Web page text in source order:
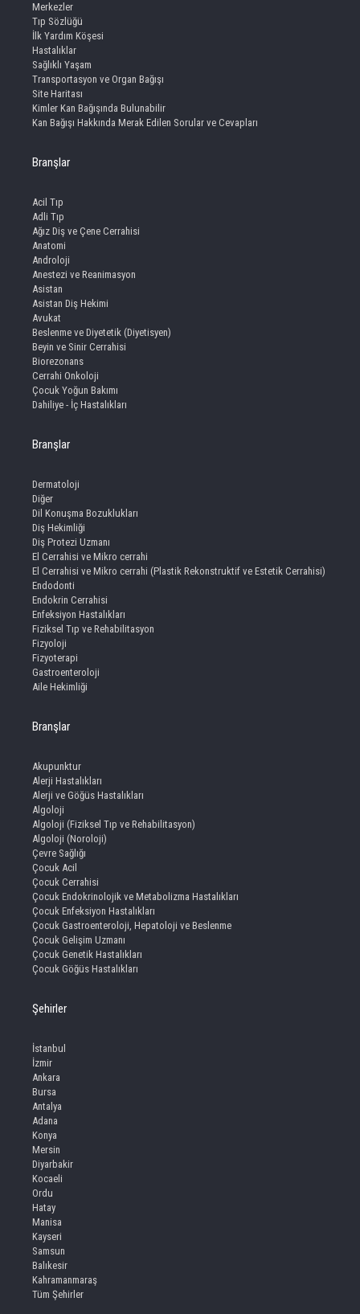
Merkezler
Tıp Sözlüğü
İlk Yardım Köşesi
Hastalıklar
Sağlıklı Yaşam
Transportasyon ve Organ Bağışı
Site Haritası
Kimler Kan Bağışında Bulunabilir
Kan Bağışı Hakkında Merak Edilen Sorular ve Cevapları
Branşlar
Acil Tıp
Adli Tıp
Ağız Diş ve Çene Cerrahisi
Anatomi
Androloji
Anestezi ve Reanimasyon
Asistan
Asistan Diş Hekimi
Avukat
Beslenme ve Diyetetik (Diyetisyen)
Beyin ve Sinir Cerrahisi
Biorezonans
Cerrahi Onkoloji
Çocuk Yoğun Bakımı
Dahiliye - İç Hastalıkları
Branşlar
Dermatoloji
Diğer
Dil Konuşma Bozuklukları
Diş Hekimliği
Diş Protezi Uzmanı
El Cerrahisi ve Mikro cerrahi
El Cerrahisi ve Mikro cerrahi (Plastik Rekonstruktif ve Estetik Cerrahisi)
Endodonti
Endokrin Cerrahisi
Enfeksiyon Hastalıkları
Fiziksel Tıp ve Rehabilitasyon
Fizyoloji
Fizyoterapi
Gastroenteroloji
Aile Hekimliği
Branşlar
Akupunktur
Alerji Hastalıkları
Alerji ve Göğüs Hastalıkları
Algoloji
Algoloji (Fiziksel Tıp ve Rehabilitasyon)
Algoloji (Noroloji)
Çevre Sağlığı
Çocuk Acil
Çocuk Cerrahisi
Çocuk Endokrinolojik ve Metabolizma Hastalıkları
Çocuk Enfeksiyon Hastalıkları
Çocuk Gastroenteroloji, Hepatoloji ve Beslenme
Çocuk Gelişim Uzmanı
Çocuk Genetik Hastalıkları
Çocuk Göğüs Hastalıkları
Şehirler
İstanbul
İzmir
Ankara
Bursa
Antalya
Adana
Konya
Mersin
Diyarbakir
Kocaeli
Ordu
Hatay
Manisa
Kayseri
Samsun
Balıkesir
Kahramanmaraş
Tüm Şehirler